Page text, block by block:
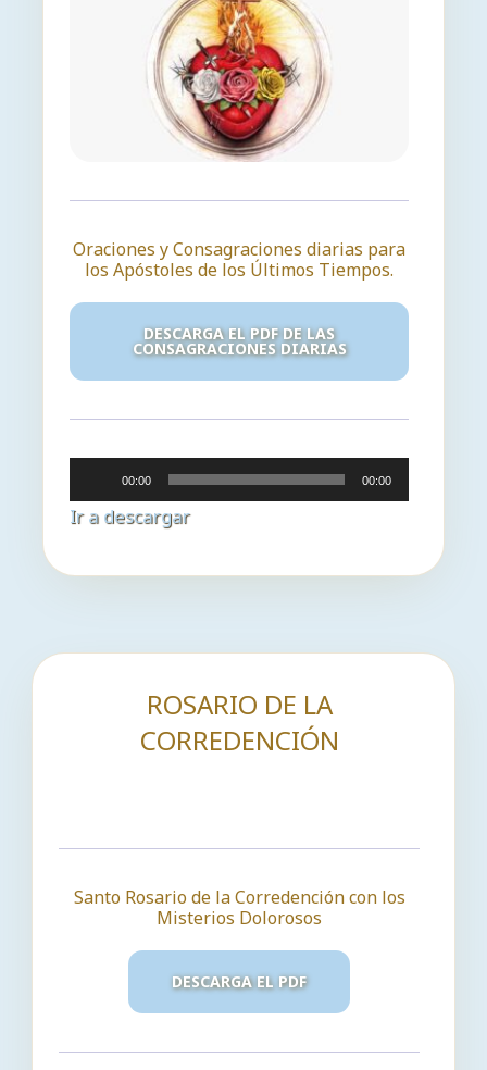
Oraciones y Consagraciones diarias para
los Apóstoles de los Últimos Tiempos.
DESCARGA EL PDF DE LAS
CONSAGRACIONES DIARIAS
Reproductor
de
audio
00:00 00:00
Ir a descargar
ROSARIO DE LA
CORREDENCIÓN
Santo Rosario de la Corredención con los
Misterios Dolorosos
DESCARGA EL PDF